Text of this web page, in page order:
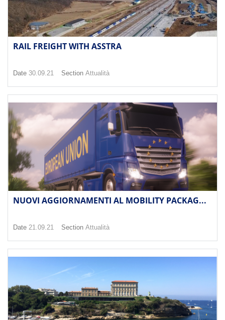
RAIL FREIGHT WITH ASSTRA
Date 30.09.21 Section Attualità
NUOVI AGGIORNAMENTI AL MOBILITY PACKAG...
Date 21.09.21 Section Attualità